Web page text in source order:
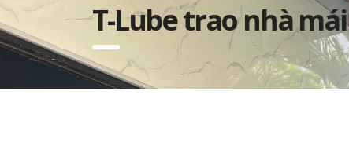
T-Lube trao nhà